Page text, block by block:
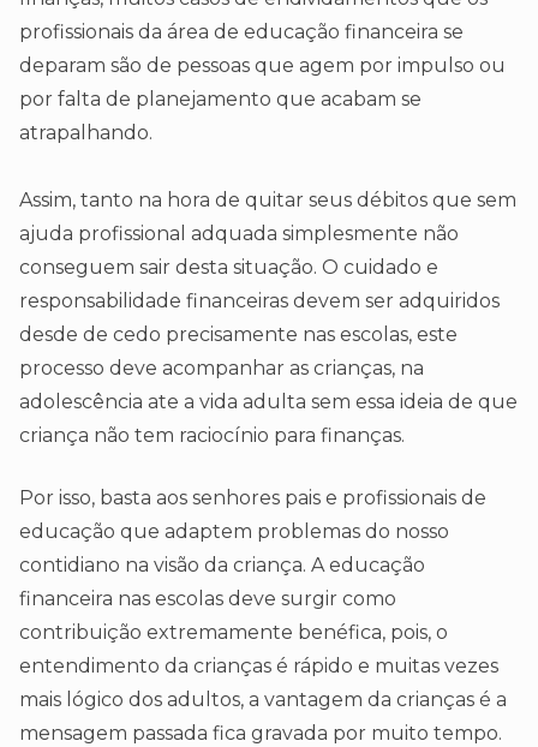
profissionais da área de educação financeira se
deparam são de pessoas que agem por impulso ou
por falta de planejamento que acabam se
atrapalhando.
Assim, tanto na hora de quitar seus débitos que sem
ajuda profissional adquada simplesmente não
conseguem sair desta situação. O cuidado e
responsabilidade financeiras devem ser adquiridos
desde de cedo precisamente nas escolas, este
processo deve acompanhar as crianças, na
adolescência ate a vida adulta sem essa ideia de que
criança não tem raciocínio para finanças.
Por isso, basta aos senhores pais e profissionais de
educação que adaptem problemas do nosso
contidiano na visão da criança. A educação
financeira nas escolas deve surgir como
contribuição extremamente benéfica, pois, o
entendimento da crianças é rápido e muitas vezes
mais lógico dos adultos, a vantagem da crianças é a
mensagem passada fica gravada por muito tempo.